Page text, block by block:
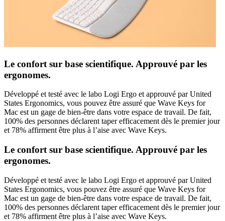
Le confort sur base scientifique. Approuvé par les
ergonomes.
Développé et testé avec le labo Logi Ergo et approuvé par United
States Ergonomics, vous pouvez être assuré que Wave Keys for
Mac est un gage de bien-être dans votre espace de travail. De fait,
100% des personnes déclarent taper efficacement dès le premier jour
et 78% affirment être plus à l’aise avec Wave Keys.
Le confort sur base scientifique. Approuvé par les
ergonomes.
Développé et testé avec le labo Logi Ergo et approuvé par United
States Ergonomics, vous pouvez être assuré que Wave Keys for
Mac est un gage de bien-être dans votre espace de travail. De fait,
100% des personnes déclarent taper efficacement dès le premier jour
et 78% affirment être plus à l’aise avec Wave Keys.